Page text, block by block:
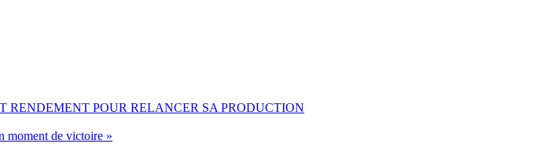
RENDEMENT POUR RELANCER SA PRODUCTION
moment de victoire »